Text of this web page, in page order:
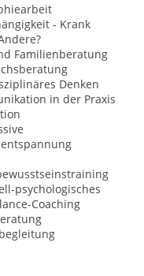
- Krank
Familienberatung
Denken
in der Praxis
psychologisches
Coaching